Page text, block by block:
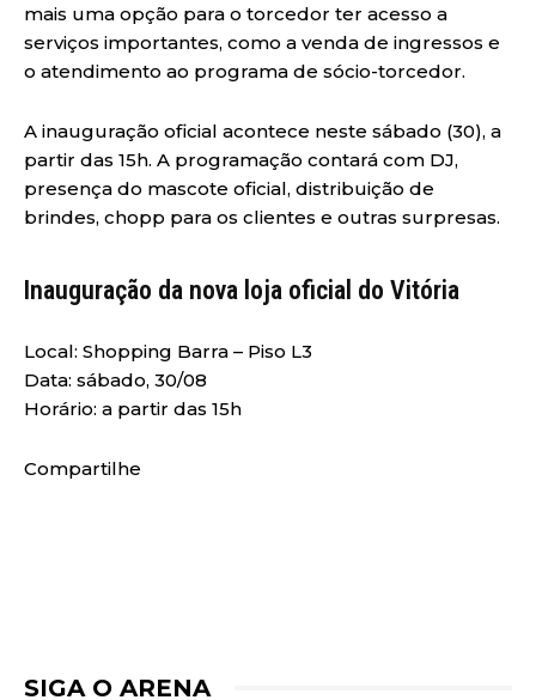
mais uma opção para o torcedor ter acesso a
serviços importantes, como a venda de ingressos e
o atendimento ao programa de sócio-torcedor.
A inauguração oficial acontece neste sábado (30), a
partir das 15h. A programação contará com DJ,
presença do mascote oficial, distribuição de
brindes, chopp para os clientes e outras surpresas.
Inauguração da nova loja oficial do Vitória
Local: Shopping Barra – Piso L3
Data: sábado, 30/08
Horário: a partir das 15h
Compartilhe
SIGA O ARENA